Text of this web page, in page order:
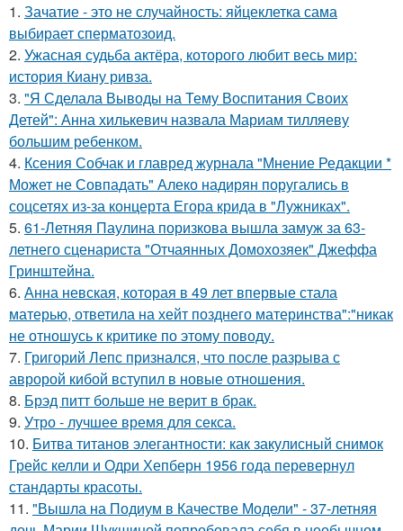
1. Зачатие - это не случайность: яйцеклетка сама
выбирает сперматозоид.
2. Ужасная судьба актёра, которого любит весь мир:
история Киану ривза.
3. "Я Сделала Выводы на Тему Воспитания Своих
Детей": Анна хилькевич назвала Мариам тилляеву
большим ребенком.
4. Ксения Собчак и главред журнала "Мнение Редакции *
Может не Совпадать" Алеко надирян поругались в
соцсетях из-за концерта Егора крида в "Лужниках".
5. 61-Летняя Паулина поризкова вышла замуж за 63-
летнего сценариста "Отчаянных Домохозяек" Джеффа
Гринштейна.
6. Анна невская, которая в 49 лет впервые стала
матерью, ответила на хейт позднего материнства":"никак
не отношусь к критике по этому поводу.
7. Григорий Лепс признался, что после разрыва с
авророй кибой вступил в новые отношения.
8. Брэд питт больше не верит в брак.
9. Утро - лучшее время для секса.
10. Битва титанов элегантности: как закулисный снимок
Грейс келли и Одри Хепберн 1956 года перевернул
стандарты красоты.
11. "Вышла на Подиум в Качестве Модели" - 37-летняя